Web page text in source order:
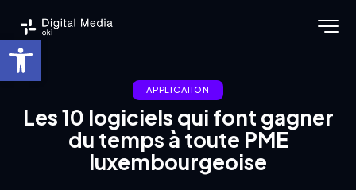
Ouvrir la barre d’outils
APPLICATION
Les 10 logiciels qui font gagner
du temps à toute PME
luxembourgeoise